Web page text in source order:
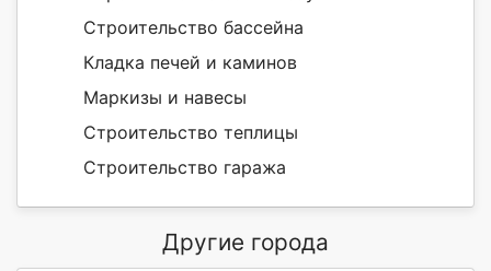
Строительство бассейна
Кладка печей и каминов
Маркизы и навесы
Строительство теплицы
Строительство гаража
Другие города